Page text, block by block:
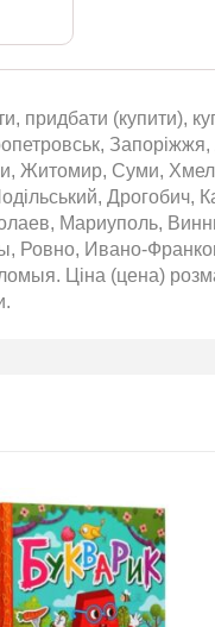
придбати (купити),
Житомир, Суми,
Мариуполь,
Ивано-
Ціна (цена)